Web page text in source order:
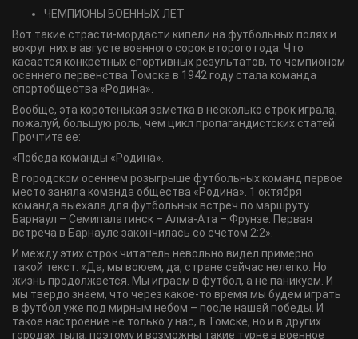
ЧЕМПИОНЫ ВОЕННЫХ ЛЕТ
Вот такие страсти-мордасти кипели на футбольных полях и
вокруг них в августе военного сорок второго года. Что
касается конкретных спортивных результатов, то чемпионом
осеннего первенства Томска в 1942 году стала команда
спортобщества «Родина».
Вообще, эта коротенькая заметка в несколько строк играла,
пожалуй, большую роль, чем цикл пропагандистских статей.
Прочтите ее:
«Победа команды «Родина».
В городском осеннем розыгрыше футбольных команд первое
место заняла команда общества «Родина». 1 октября
команда выехала для футбольных встреч по маршруту
Барнаул – Семипалатинск – Алма-Ата – Фрунзе. Первая
встреча в Барнауле закончилась со счетом 2:2».
И между этих строк читатель невольно видел примерно
такой текст: «Да, мы воюем, да, стране сейчас нелегко. Но
жизнь продолжается. Мы играем в футбол, а не паникуем. И
мы твердо знаем, что через какое-то время мы будем играть
в футбол уже под мирным небом – после нашей победы. И
такое настроение не только у нас, в Томске, но и в других
городах тыла, поэтому и возможны такие турне в военное